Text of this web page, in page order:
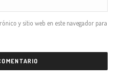
y sitio web en este navegador para